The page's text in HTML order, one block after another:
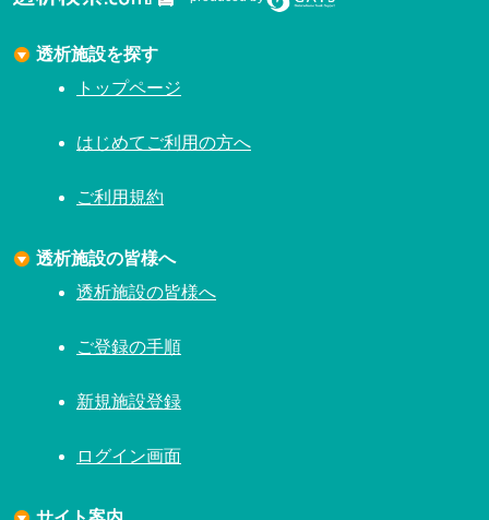
透析施設を探す
トップページ
はじめてご利用の方へ
ご利用規約
透析施設の皆様へ
透析施設の皆様へ
ご登録の手順
新規施設登録
ログイン画面
サイト案内